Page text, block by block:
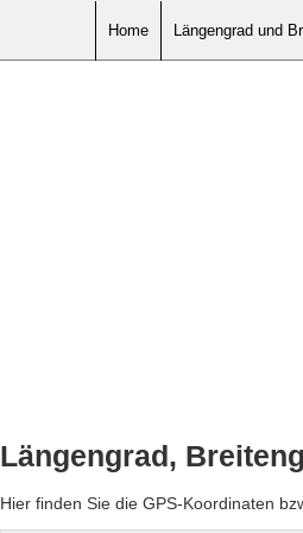
Home Längengrad und
Längengrad,
Hier finden Sie die GPS-Koordinaten